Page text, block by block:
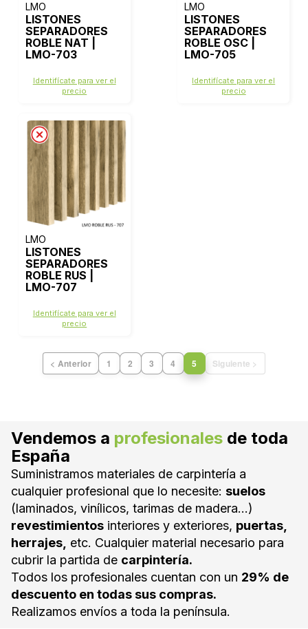
LMO
LISTONES
SEPARADORES
ROBLE NAT |
LMO-703
Identifícate para ver el
precio
LMO
LISTONES
SEPARADORES
ROBLE OSC |
LMO-705
Identifícate para ver el
precio
LMO
LISTONES
SEPARADORES
ROBLE RUS |
LMO-707
Identifícate para ver el
precio
< Anterior 1 2 3 4 5 Siguiente >
Vendemos a profesionales de toda
España
Suministramos materiales de carpintería a
cualquier profesional que lo necesite: suelos
(laminados, vinílicos, tarimas de madera...)
revestimientos interiores y exteriores, puertas,
herrajes, etc. Cualquier material necesario para
cubrir la partida de carpintería.
Todos los profesionales cuentan con un 29% de
descuento en todas sus compras.
Realizamos envíos a toda la península.